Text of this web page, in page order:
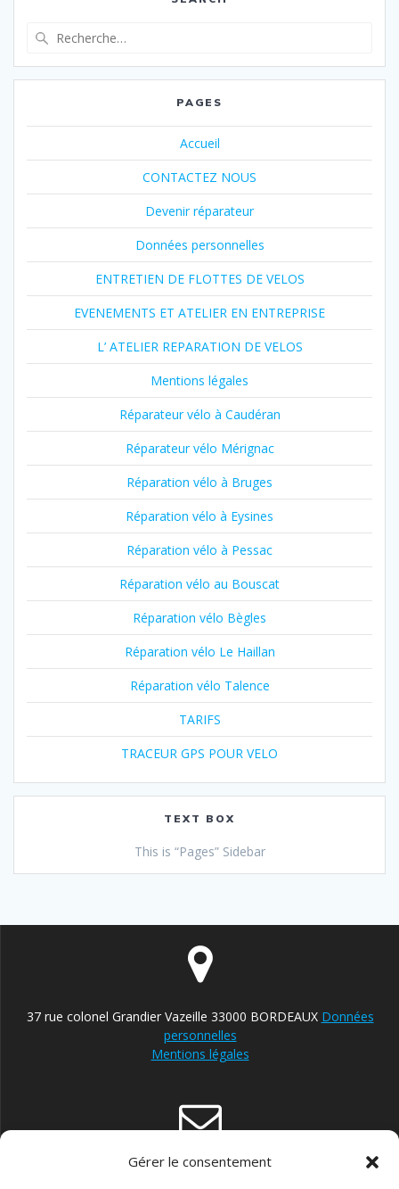
Gérer le consentement
:
PAGES
Accueil
CONTACTEZ NOUS
Devenir réparateur
Données personnelles
ENTRETIEN DE FLOTTES DE VELOS
EVENEMENTS ET ATELIER EN ENTREPRISE
L’ ATELIER REPARATION DE VELOS
Mentions légales
Réparateur vélo à Caudéran
Réparateur vélo Mérignac
Réparation vélo à Bruges
Réparation vélo à Eysines
Réparation vélo à Pessac
Réparation vélo au Bouscat
Réparation vélo Bègles
Réparation vélo Le Haillan
Réparation vélo Talence
TARIFS
TRACEUR GPS POUR VELO
TEXT BOX
This is “Pages” Sidebar
37 rue colonel Grandier Vazeille 33000 BORDEAUX Données
personnelles
Mentions légales
contact@reparateur-velo-bordeaux.com